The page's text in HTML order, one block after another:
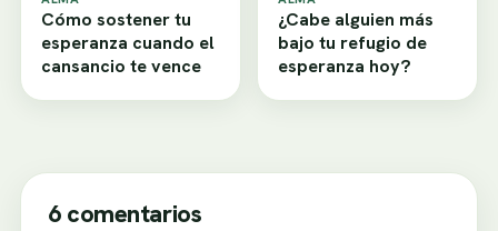
Cómo sostener tu
esperanza cuando el
cansancio te vence
¿Cabe alguien más
bajo tu refugio de
esperanza hoy?
6 comentarios